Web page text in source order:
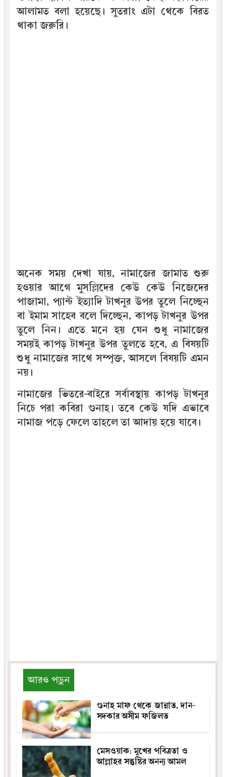
আলামত বলা হয়েছে। সুতরাং এটা থেকে বিরত
থাকা জরুরি।
অনেক সময় দেখা যায়, নামাজের জামাত শুরু
হওয়ার আগে মুসল্লিদের কেউ কেউ নিজেদের
পাজামা, প্যান্ট ইত্যাদি টাখনুর উপর তুলে নিচ্ছেন
বা ইমাম সাহেব বলে দিচ্ছেন, কাপড় টাখনুর উপর
তুলে নিন। এতে মনে হয় যেন শুধু নামাজের
সময়ই কাপড় টাখনুর উপর তুলতে হবে, এ বিষয়টি
শুধু নামাজের সাথে সম্পৃক্ত, আসলে বিষয়টি এমন
নয়।
নামাজের ভিতরে-বাইরে সর্বাবস্থায় কাপড় টাখনুর
নিচে পরা কবিরা গুনাহ। তবে কেউ যদি এভাবে
নামাজ পড়ে ফেলে তাহলে তা আদায় হয়ে যাবে।
আরও পড়ুন
গুনাহ মাফ থেকে জান্নাত, দান-
সদকার অসীম ফজিলত
মেসওয়াক: মুখের পবিত্রতা ও
আল্লাহর সন্তুষ্টির অনন্য আমল